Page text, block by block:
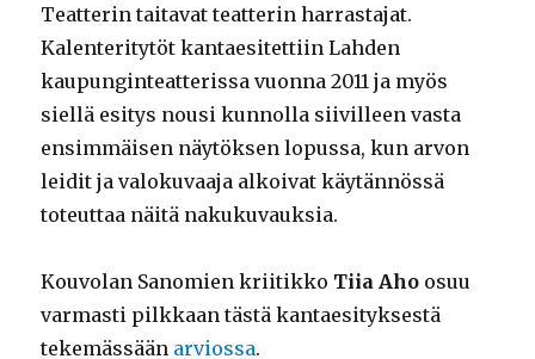
Teatterin taitavat teatterin harrastajat.
Kalenteritytöt kantaesitettiin Lahden
kaupunginteatterissa vuonna 2011 ja myös
siellä esitys nousi kunnolla siivilleen vasta
ensimmäisen näytöksen lopussa, kun arvon
leidit ja valokuvaaja alkoivat käytännössä
toteuttaa näitä nakukuvauksia.
Kouvolan Sanomien kriitikko Tiia Aho osuu
varmasti pilkkaan tästä kantaesityksestä
tekemässään arviossa.